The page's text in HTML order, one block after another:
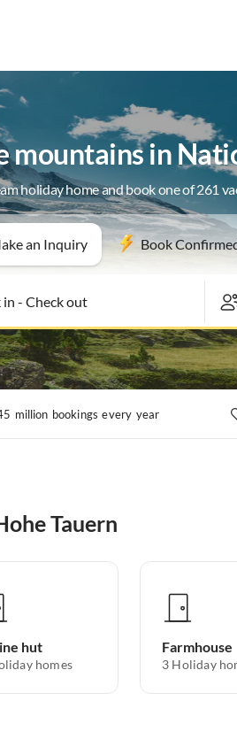
mountains in
holiday home and book one of 261
an Inquiry Book
- Check out
million bookings every year
Tauern
hut
homes
Farmhouse
3 Holiday